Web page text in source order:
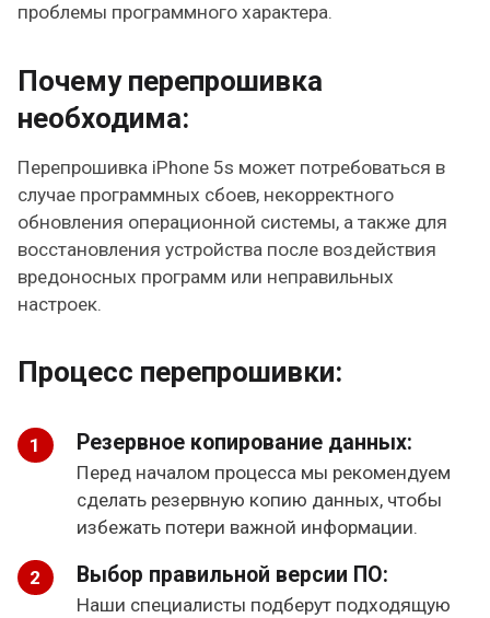
проблемы программного характера.
Почему перепрошивка
необходима:
Перепрошивка iPhone 5s может потребоваться в
случае программных сбоев, некорректного
обновления операционной системы, а также для
восстановления устройства после воздействия
вредоносных программ или неправильных
настроек.
Процесс перепрошивки:
Резервное копирование данных:
Перед началом процесса мы рекомендуем
сделать резервную копию данных, чтобы
избежать потери важной информации.
Выбор правильной версии ПО:
Наши специалисты подберут подходящую